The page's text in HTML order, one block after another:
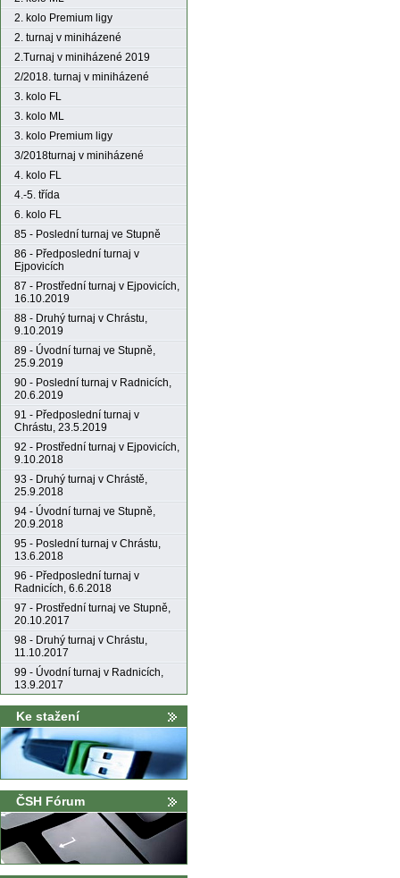
2. kolo Premium ligy
2. turnaj v miniházené
2.Turnaj v miniházené 2019
2/2018. turnaj v miniházené
3. kolo FL
3. kolo ML
3. kolo Premium ligy
3/2018turnaj v miniházené
4. kolo FL
4.-5. třída
6. kolo FL
85 - Poslední turnaj ve Stupně
86 - Předposlední turnaj v
Ejpovicích
87 - Prostřední turnaj v Ejpovicích,
16.10.2019
88 - Druhý turnaj v Chrástu,
9.10.2019
89 - Úvodní turnaj ve Stupně,
25.9.2019
90 - Poslední turnaj v Radnicích,
20.6.2019
91 - Předposlední turnaj v
Chrástu, 23.5.2019
92 - Prostřední turnaj v Ejpovicích,
9.10.2018
93 - Druhý turnaj v Chrástě,
25.9.2018
94 - Úvodní turnaj ve Stupně,
20.9.2018
95 - Poslední turnaj v Chrástu,
13.6.2018
96 - Předposlední turnaj v
Radnicích, 6.6.2018
97 - Prostřední turnaj ve Stupně,
20.10.2017
98 - Druhý turnaj v Chrástu,
11.10.2017
99 - Úvodní turnaj v Radnicích,
13.9.2017
Ke stažení
ČSH Fórum